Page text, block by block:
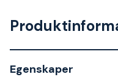
Egenskaper